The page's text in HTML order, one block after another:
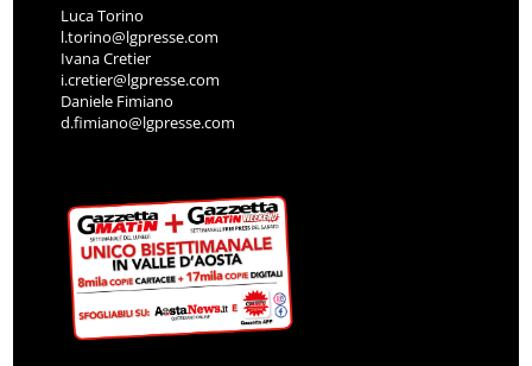
Luca Torino
l.torino@lgpresse.com
Ivana Cretier
i.cretier@lgpresse.com
Daniele Fimiano
d.fimiano@lgpresse.com